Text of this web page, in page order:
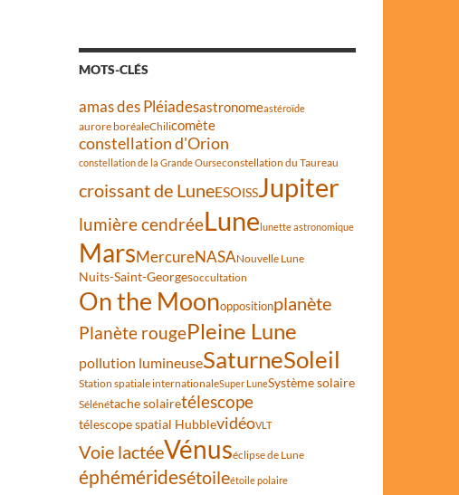
MOTS-CLÉS
amas des Pléiadesastronomeastéroïde
aurore boréaleChilicomète
constellation d'Orion
constellation de la Grande Ourseconstellation du Taureau
croissant de LuneESOISSJupiter
lumière cendréeLunelunette astronomique
MarsMercureNASANouvelle Lune
Nuits-Saint-Georgesoccultation
On the Moonoppositionplanète
Planète rougePleine Lune
pollution lumineuseSaturneSoleil
Station spatiale internationaleSuper LuneSystème solaire
Sélénétache solairetélescope
télescope spatial HubblevidéoVLT
Voie lactéeVénuséclipse de Lune
éphéméridesétoileétoile polaire